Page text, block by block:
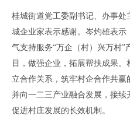
桂城街道党工委副书记、办事
城企业家表示感谢。岑灼雄表示
气支持服务“万企（村）兴万村”
目，做强企业，拓展帮扶成果
立合作关系，筑牢村企合作共
并向一二三产业融合发展，接续
促进村庄发展的长效机制。